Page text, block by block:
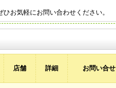
お気軽にお問い合わせください。
店舗 詳細 お問い合せ